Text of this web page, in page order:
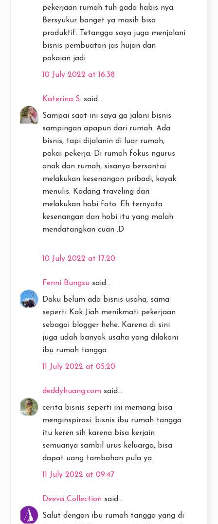
pekerjaan rumah tuh gada habis nya.
Bersyukur banget ya masih bisa
produktif. Tetangga saya juga menjalani
bisnis pembuatan jas hujan dan
pakaian jadi
10 July 2022 at 16:38
Katerina S. said...
Sampai saat ini saya ga jalani bisnis
sampingan apapun dari rumah. Ada
bisnis, tapi dijalanin di luar rumah,
pakai pekerja. Di rumah fokus ngurus
anak dan rumah, sisanya bersantai
melakukan kesenangan pribadi, kayak
menulis. Kadang traveling dan
melakukan hobi foto. Eh ternyata
kesenangan dan hobi itu yang malah
mendatangkan cuan :D
10 July 2022 at 17:20
Fenni Bungsu said...
Daku belum ada bisnis usaha, sama
seperti Kak Jiah menikmati pekerjaan
sebagai blogger hehe. Karena di sini
juga udah banyak usaha yang dilakoni
ibu rumah tangga
11 July 2022 at 05:20
deddyhuang.com said...
cerita bisnis seperti ini memang bisa
menginspirasi. bisnis ibu rumah tangga
itu keren sih karena bisa kerjain
semuanya sambil urus keluarga, bisa
dapat uang tambahan pula ya.
11 July 2022 at 09:47
Deeva Collection said...
Salut dengan ibu rumah tangga yang di